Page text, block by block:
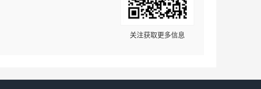
关注获取更多信息